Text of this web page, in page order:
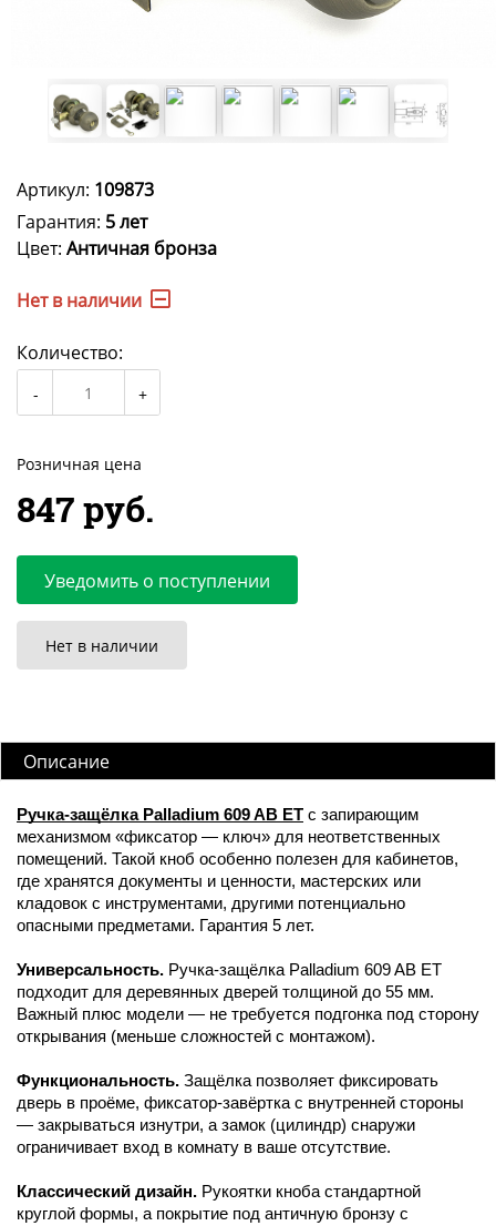
Артикул: 109873
Гарантия: 5 лет
Цвет: Античная бронза
Нет в наличии
Количество:
Розничная цена
847 руб.
Уведомить о поступлении
Нет в наличии
Описание
Ручка-защёлка Palladium 609 AB ET с запирающим
механизмом «фиксатор — ключ» для неответственных
помещений. Такой кноб особенно полезен для кабинетов,
где хранятся документы и ценности, мастерских или
кладовок с инструментами, другими потенциально
опасными предметами. Гарантия 5 лет.
Универсальность. Ручка-защёлка Palladium 609 AB ET
подходит для деревянных дверей толщиной до 55 мм.
Важный плюс модели — не требуется подгонка под сторону
открывания (меньше сложностей с монтажом).
Функциональность. Защёлка позволяет фиксировать
дверь в проёме, фиксатор-завёртка с внутренней стороны
— закрываться изнутри, а замок (цилиндр) снаружи
ограничивает вход в комнату в ваше отсутствие.
Классический дизайн. Рукоятки кноба стандартной
круглой формы, а покрытие под античную бронзу с